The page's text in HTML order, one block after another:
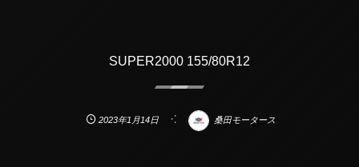
SUPER2000 155/80R12
2023年1月14日 桑田モータース